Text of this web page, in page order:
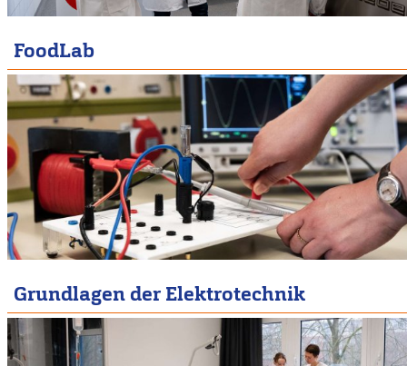
FoodLab
Grundlagen der Elektrotechnik